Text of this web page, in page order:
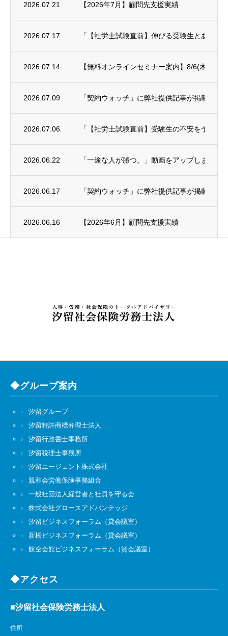
2026.07.21 【2026年7月】顧問先支援実績
2026.07.17 「【社労士試験直前】伸びる受験生とあと
2026.07.14 【無料オンラインセミナー案内】8/6(木)年
2026.07.09 「契約ウォッチ」に弊社提供記事が掲載され
2026.07.06 「【社労士試験直前】受験生の不安を予備
2026.06.22 「一途な人が勝つ。」動画をアップしました
2026.06.17 「契約ウォッチ」に弊社提供記事が掲載され
2026.06.16 【2026年6月】顧問先支援実績
◆グループ案内
汐留グループ
汐留特許商標弁理士法人
汐留行政書士事務所
汐留税理士事務所
汐留エージェント株式会社
親和会労働保険事務組合
一般社団法人経営者と社員を守る会
株式会社グロースアドバンテッジ
汐留ビジネスフォーラム（貸会議室）
新橋ビジネスフォーラム（貸会議室）
航空会館ビジネスフォーラム（貸会議室）
◆アクセス
■汐留社会保険労務士法人
住所